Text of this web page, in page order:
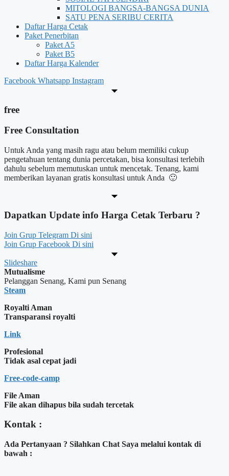
MITOLOGI BANGSA-BANGSA DUNIA
SATU PENA SERIBU CERITA
Daftar Harga Cetak
Paket Penerbitan
Paket A5
Paket B5
Daftar Harga Kalender
Facebook Whatsapp Instagram
free
Free Consultation
Untuk Anda yang masih ragu atau belum memiliki cukup
pengetahuan tentang dunia percetakan, bisa konsultasi terlebih
dahulu sebelum memutuskan untuk mencetak. Tenang, kami
memberikan layanan gratis konsultasi untuk Anda 🙂
Dapatkan Update info Harga Cetak Terbaru ?
Join Grup Telegram Di sini
Join Grup Facebook Di sini
Slideshare
Mutualisme
Pelanggan Senang, Kami pun Senang
Steam
Royalti Aman
Transparansi royalti
Link
Profesional
Tidak asal cepat jadi
Free-code-camp
File Aman
File akan dihapus bila sudah tercetak
Kontak :
Ada Pertanyaan ? Silahkan Chat Saya melalui kontak di
bawah :